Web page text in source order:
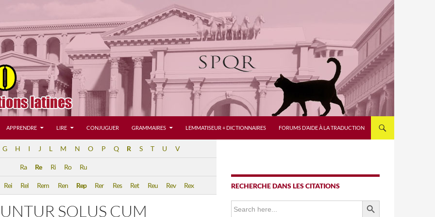
APPRENDRE LIRE CONJUGUER GRAMMAIRES LEMMATISEUR + DICTIONNAIRES FORUMS D’AIDE À LA TRADUCTION
G H I J L M N O P Q R S T U V
Ra Re Ri Ro Ru
Rei Rel Rem Ren Rep Rer Res Ret Reu Rev Rex
SOLUS CUM
RECHERCHE DANS LES CITATIONS
Search
for:
SEARCH BUTTON